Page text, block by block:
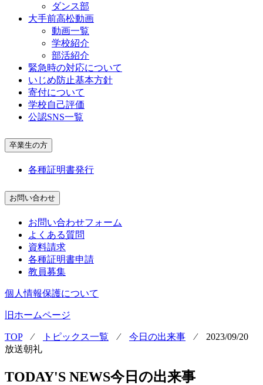
ダンス部
大手前高松動画
動画一覧
学校紹介
部活紹介
緊急時の対応について
いじめ防止基本方針
寄付について
学校自己評価
公認SNS一覧
卒業生の方
各種証明書発行
お問い合わせ
お問い合わせフォーム
よくある質問
資料請求
各種証明書申請
教員募集
個人情報保護について
旧ホームページ
TOP⁄ トピックス一覧 ⁄ 今日の出来事 ⁄ 2023/09/20
放送朝礼
TODAY'S NEWS今日の出来事